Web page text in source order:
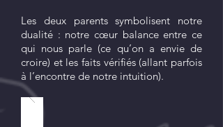
Les deux parents symbolisent notre
dualité : notre cœur balance entre ce
qui nous parle (ce qu’on a envie de
croire) et les faits vérifiés (allant parfois
à l’encontre de notre intuition).